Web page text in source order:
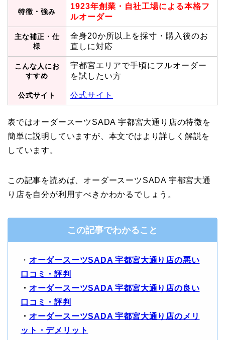
特徴・強み
1923年創業・自社工場による本格フ
ルオーダー
主な補正・仕
様
全身20か所以上を採寸・購入後のお
直しに対応
こんな人にお
すすめ
宇都宮エリアで手頃にフルオーダー
を試したい方
公式サイト 公式サイト
表ではオーダースーツSADA 宇都宮大通り店の特徴を
簡単に説明していますが、本文ではより詳しく解説を
しています。
この記事を読めば、オーダースーツSADA 宇都宮大通
り店を自分が利用すべきかわかるでしょう。
この記事でわかること
・ オーダースーツSADA 宇都宮大通り店の悪い
口コミ・評判
・ オーダースーツSADA 宇都宮大通り店の良い
口コミ・評判
・ オーダースーツSADA 宇都宮大通り店のメリ
ット・デメリット